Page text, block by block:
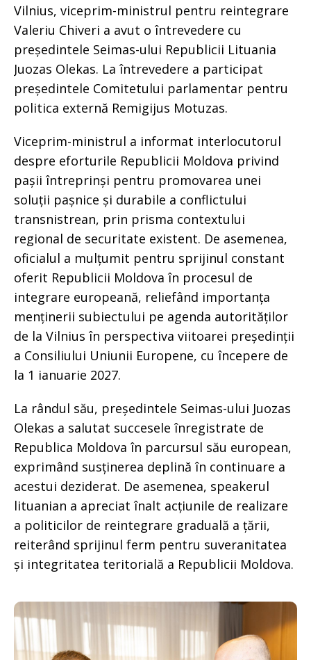
Vilnius, viceprim-ministrul pentru reintegrare
Valeriu Chiveri a avut o întrevedere cu
președintele Seimas-ului Republicii Lituania
Juozas Olekas. La întrevedere a participat
președintele Comitetului parlamentar pentru
politica externă Remigijus Motuzas.
Viceprim-ministrul a informat interlocutorul
despre eforturile Republicii Moldova privind
pașii întreprinși pentru promovarea unei
soluții pașnice și durabile a conflictului
transnistrean, prin prisma contextului
regional de securitate existent. De asemenea,
oficialul a mulțumit pentru sprijinul constant
oferit Republicii Moldova în procesul de
integrare europeană, reliefând importanța
menținerii subiectului pe agenda autorităților
de la Vilnius în perspectiva viitoarei președinții
a Consiliului Uniunii Europene, cu începere de
la 1 ianuarie 2027.
La rândul său, președintele Seimas-ului Juozas
Olekas a salutat succesele înregistrate de
Republica Moldova în parcursul său european,
exprimând susținerea deplină în continuare a
acestui deziderat. De asemenea, speakerul
lituanian a apreciat înalt acțiunile de realizare
a politicilor de reintegrare graduală a țării,
reiterând sprijinul ferm pentru suveranitatea
și integritatea teritorială a Republicii Moldova.